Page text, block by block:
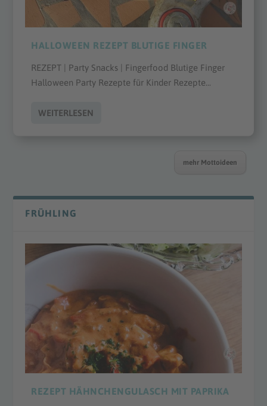
HALLOWEEN REZEPT BLUTIGE FINGER
REZEPT | Party Snacks | Fingerfood Blutige Finger
Halloween Party Rezepte für Kinder Rezepte...
WEITERLESEN
mehr Mottoideen
FRÜHLING
REZEPT HÄHNCHENGULASCH MIT PAPRIKA